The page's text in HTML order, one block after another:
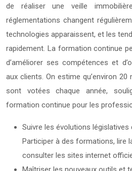
de réaliser une veille
réglementations changent
technologies apparaissent, et les
rapidement. La formation continue
d’améliorer ses compétences et
aux clients. On estime qu’environ
sont votées chaque année,
formation continue pour les
Suivre les évolutions législatives
Participer à des formations, lire
consulter les sites internet